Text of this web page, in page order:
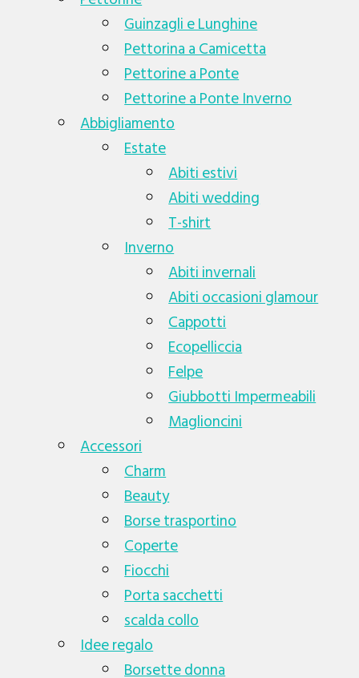
Guinzagli e Lunghine
Pettorina a Camicetta
Pettorine a Ponte
Pettorine a Ponte Inverno
Abbigliamento
Estate
Abiti estivi
Abiti wedding
T-shirt
Inverno
Abiti invernali
Abiti occasioni glamour
Cappotti
Ecopelliccia
Felpe
Giubbotti Impermeabili
Maglioncini
Accessori
Charm
Beauty
Borse trasportino
Coperte
Fiocchi
Porta sacchetti
scalda collo
Idee regalo
Borsette donna